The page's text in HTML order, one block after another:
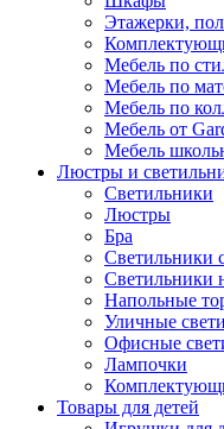
Этажерки,
Мебель по
Мебель по
Мебель по
Мебель от
Мебель
Люстры и
Светильники
Люстры
Бра
Светильники
Светильники
Напольные
Уличные
Офисные
Лампочки
Товары для детей